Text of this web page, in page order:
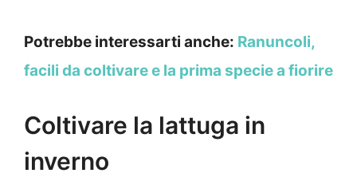
Potrebbe interessarti anche: Ranuncoli,
facili da coltivare e la prima specie a fiorire
Coltivare la lattuga in
inverno